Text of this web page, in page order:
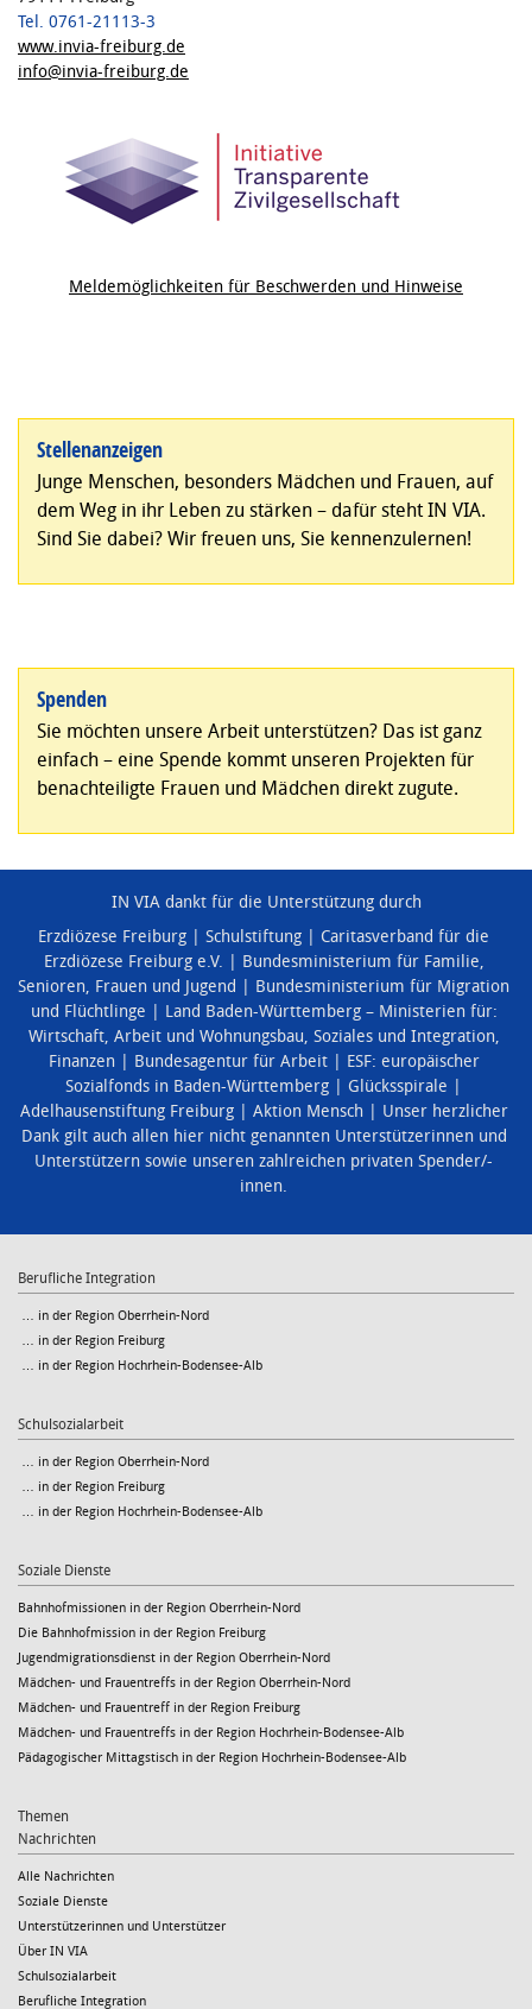
Tel. 0761-21113-3
www.invia-freiburg.de
info@invia-freiburg.de
Meldemöglichkeiten für Beschwerden und Hinweise
Stellenanzeigen
Junge Menschen, besonders Mädchen und Frauen, auf
dem Weg in ihr Leben zu stärken – dafür steht IN VIA.
Sind Sie dabei? Wir freuen uns, Sie kennenzulernen!
Spenden
Sie möchten unsere Arbeit unterstützen? Das ist ganz
einfach – eine Spende kommt unseren Projekten für
benachteiligte Frauen und Mädchen direkt zugute.
IN VIA dankt für die Unterstützung durch
Erzdiözese Freiburg
Schulstiftung
Caritasverband für die
Erzdiözese Freiburg e.V.
Bundesministerium für Familie,
Senioren, Frauen und Jugend
Bundesministerium für Migration
und Flüchtlinge
Land Baden-Württemberg – Ministerien für:
Wirtschaft, Arbeit und Wohnungsbau, Soziales und Integration,
Finanzen
Bundesagentur für Arbeit
ESF: europäischer
Sozialfonds in Baden-Württemberg
Glücksspirale
Adelhausenstiftung Freiburg
Aktion Mensch
Unser herzlicher
Dank gilt auch allen hier nicht genannten Unterstützerinnen und
Unterstützern sowie unseren zahlreichen privaten Spender/-
innen.
Berufliche Integration
… in der Region Oberrhein-Nord
… in der Region Freiburg
… in der Region Hochrhein-Bodensee-Alb
Schulsozialarbeit
… in der Region Oberrhein-Nord
… in der Region Freiburg
… in der Region Hochrhein-Bodensee-Alb
Soziale Dienste
Bahnhofmissionen in der Region Oberrhein-Nord
Die Bahnhofmission in der Region Freiburg
Jugendmigrationsdienst in der Region Oberrhein-Nord
Mädchen- und Frauentreffs in der Region Oberrhein-Nord
Mädchen- und Frauentreff in der Region Freiburg
Mädchen- und Frauentreffs in der Region Hochrhein-Bodensee-Alb
Pädagogischer Mittagstisch in der Region Hochrhein-Bodensee-Alb
Themen
Nachrichten
Alle Nachrichten
Soziale Dienste
Unterstützerinnen und Unterstützer
Über IN VIA
Schulsozialarbeit
Berufliche Integration